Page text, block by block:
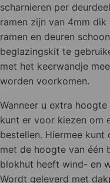
scharnieren per
ramen zijn van 4mm
ramen en deuren
beglazingskit te
met het keerwandje
worden voorkomen.
Wanneer u extra
kunt er voor kiezen om
bestellen. Hiermee
met de hoogte van één
blokhut heeft wind- en
Wordt geleverd met